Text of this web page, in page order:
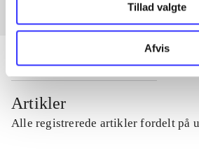
Tillad valgte
Afvis
Artikler
Alle registrerede artikler fordelt på